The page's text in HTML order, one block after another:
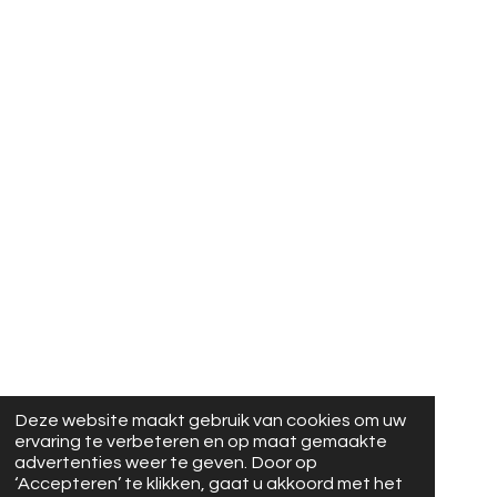
Deze website maakt gebruik van cookies om uw
ervaring te verbeteren en op maat gemaakte
advertenties weer te geven. Door op
‘Accepteren’ te klikken, gaat u akkoord met het